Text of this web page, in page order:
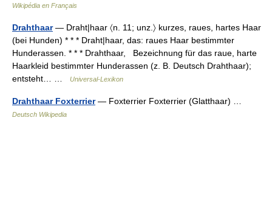
Wikipédia en Français
Drahthaar— Draht|haar 〈n. 11; unz.〉 kurzes, raues, hartes Haar
(bei Hunden) * * * Draht|haar, das: raues Haar bestimmter
Hunderassen. * * * Drahthaar, Bezeichnung für das raue, harte
Haarkleid bestimmter Hunderassen (z. B. Deutsch Drahthaar);
entsteht… …
Universal-Lexikon
Drahthaar Foxterrier— Foxterrier Foxterrier (Glatthaar) …
Deutsch Wikipedia